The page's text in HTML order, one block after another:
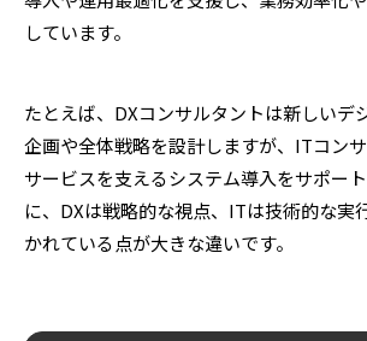
しています。
たとえば、DXコンサルタントは新しいデ
企画や全体戦略を設計しますが、ITコン
サービスを支えるシステム導入をサポー
に、DXは戦略的な視点、ITは技術的な実
かれている点が大きな違いです。